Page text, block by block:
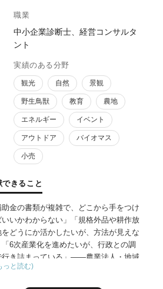
職業
中小企業診断士、経営コンサルタ
ント
実績のある分野
観光 自然 景観
野生鳥獣 教育 農地
エネルギー イベント
アウトドア バイオマス
小売
できること
助金の書類が複雑で、どこから手をつけ
いいかわからない」「規格外品や耕作放
をどうにか活かしたいが、方法が見えな
「6次産業化を進めたいが、行政との調
行き詰まっている」——農業法人・地域
者の皆様から、こうした声を数多くお聞
っと読む)